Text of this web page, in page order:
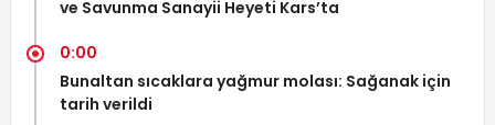
ve Savunma Sanayii Heyeti Kars’ta
0:00
Bunaltan sıcaklara yağmur molası: Sağanak için
tarih verildi